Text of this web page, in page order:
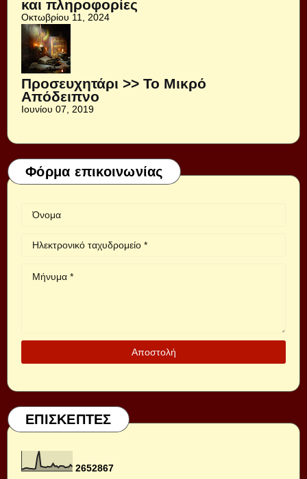
και πληροφορίες
Οκτωβρίου 11, 2024
Προσευχητάρι >> Το Μικρό
Απόδειπνο
Ιουνίου 07, 2019
Φόρμα επικοινωνίας
ΕΠΙΣΚΕΠΤΕΣ
2652867